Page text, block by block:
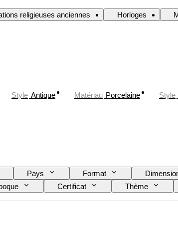
religieuses anciennes Horloges
Style Antique Matériau Porcelaine Style
Pays Format
Certificat Thème
Sonnerie Type de pendule